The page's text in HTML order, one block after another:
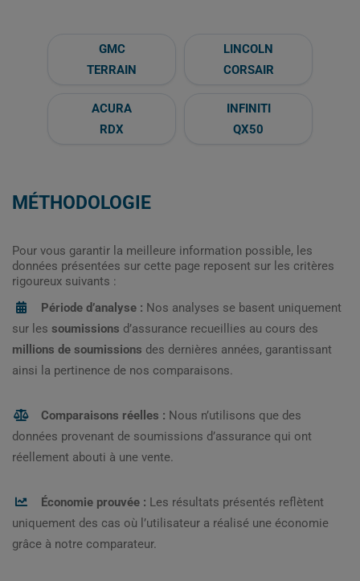
GMC
TERRAIN
LINCOLN
CORSAIR
ACURA
RDX
INFINITI
QX50
MÉTHODOLOGIE
Pour vous garantir la meilleure information possible, les
données présentées sur cette page reposent sur les critères
rigoureux suivants :
Période d’analyse : Nos analyses se basent uniquement
sur les soumissions d’assurance recueillies au cours des
millions de soumissions des dernières années, garantissant
ainsi la pertinence de nos comparaisons.
Comparaisons réelles : Nous n’utilisons que des
données provenant de soumissions d’assurance qui ont
réellement abouti à une vente.
Économie prouvée : Les résultats présentés reflètent
uniquement des cas où l’utilisateur a réalisé une économie
grâce à notre comparateur.